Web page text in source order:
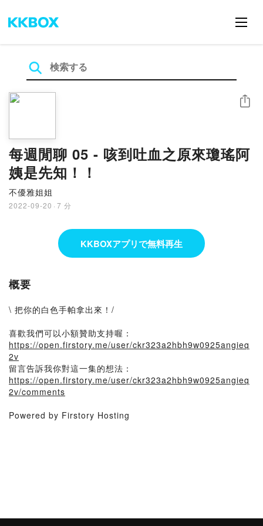
每週閒聊 05 - 咳到吐血之原來瓊瑤阿
姨是先知！！
不優雅姐姐
2022-09-20 · 7 分
シェア
KKBOXアプリで無料再生
概要
\ 把你的白色手帕拿出來！/
喜歡我們可以小額贊助支持喔：
https://open.firstory.me/user/ckr323a2hbh9w0925angieq
2v
留言告訴我你對這一集的想法：
https://open.firstory.me/user/ckr323a2hbh9w0925angieq
2v/comments
Powered by Firstory Hosting